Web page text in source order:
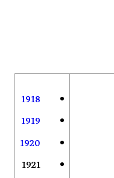
1918
1919
1920
1921